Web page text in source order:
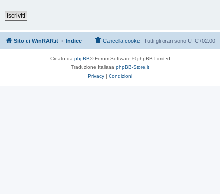
Iscriviti
Sito di WinRAR.it Indice Tutti gli orari sono UTC+02:00
Cancella cookie
Creato da phpBB® Forum Software © phpBB Limited
Traduzione Italiana phpBB-Store.it
Privacy | Condizioni